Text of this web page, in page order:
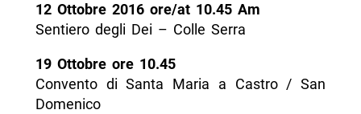
12 Ottobre 2016 ore/at 10.45 Am
Sentiero degli Dei – Colle Serra
19 Ottobre ore 10.45
Convento di Santa Maria a Castro / San
Domenico